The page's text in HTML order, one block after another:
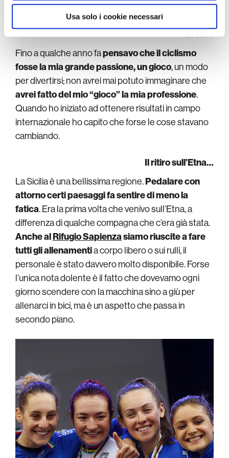
Usa solo i cookie necessari
Ti saresti mai aspettata di raggiungere questo
livello?
Fino a qualche anno fapensavo che il ciclismo
fosse la mia grande passione, un gioco, un modo
per divertirsi; non avrei mai potuto immaginare che
avrei fatto del mio “gioco” la mia professione.
Quando ho iniziato ad ottenere risultati in campo
internazionale ho capito che forse le cose stavano
cambiando.
Il ritiro sull’Etna…
La Sicilia è una bellissima regione.Pedalare con
attorno certi paesaggi fa sentire di meno la
fatica. Era la prima volta che venivo sull’Etna, a
differenza di qualche compagna che c’era già stata.
Anche alRifugio Sapienzasiamo riuscite a fare
tutti gli allenamentia corpo libero o sui rulli, il
personale è stato davvero molto disponibile. Forse
l’unica nota dolente è il fatto che dovevamo ogni
giorno scendere con la macchina sino a giù per
allenarci in bici, ma è un aspetto che passa in
secondo piano.